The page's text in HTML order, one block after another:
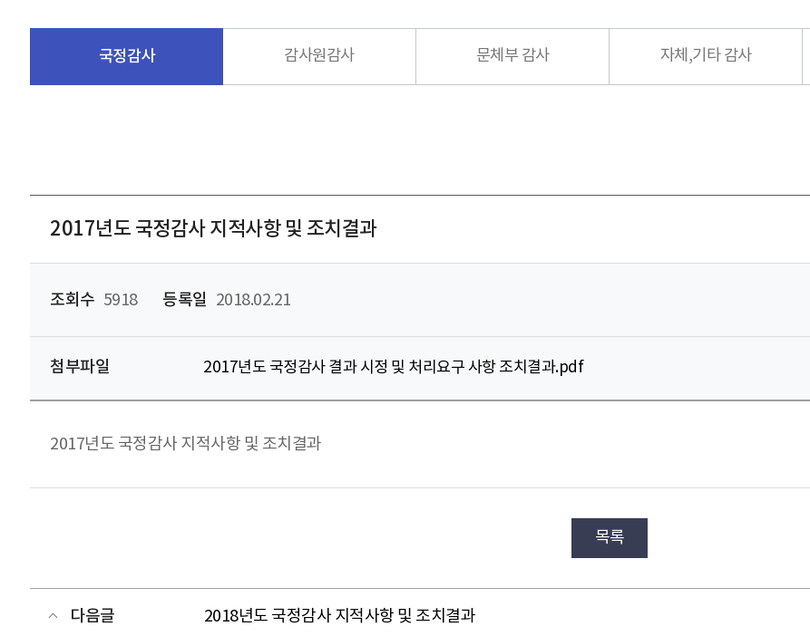
국정감사 감사원감사 문체부 감사 자체,기타 감사
2017년도 국정감사 지적사항 및 조치결과
조회수 5918 등록일 2018.02.21
첨부파일 2017년도 국정감사 결과 시정 및 처리요구 사항 조치결과.pdf
2017년도 국정감사 지적사항 및 조치결과
목록
다음글 2018년도 국정감사 지적사항 및 조치결과